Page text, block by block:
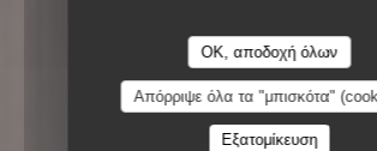
OK, αποδοχή όλων
Απόρριψε όλα τα "μπισκότα"
Εξατομίκευση
6, RUE COQUILLIÈRE